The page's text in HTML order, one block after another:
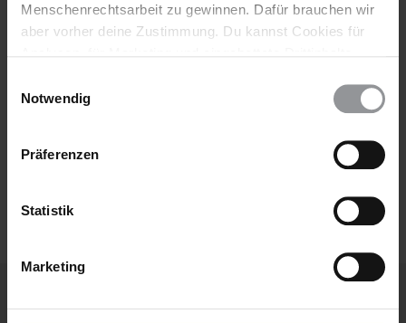
Menschenrechtsarbeit zu gewinnen. Dafür brauchen wir
aber vorher deine Zustimmung. Du kannst Cookies für
wieder ändern. Diesen Banner kannst Du über den Link
Notwendig
Präferenzen
Statistik
Marketing
Nachname
Ich habe die